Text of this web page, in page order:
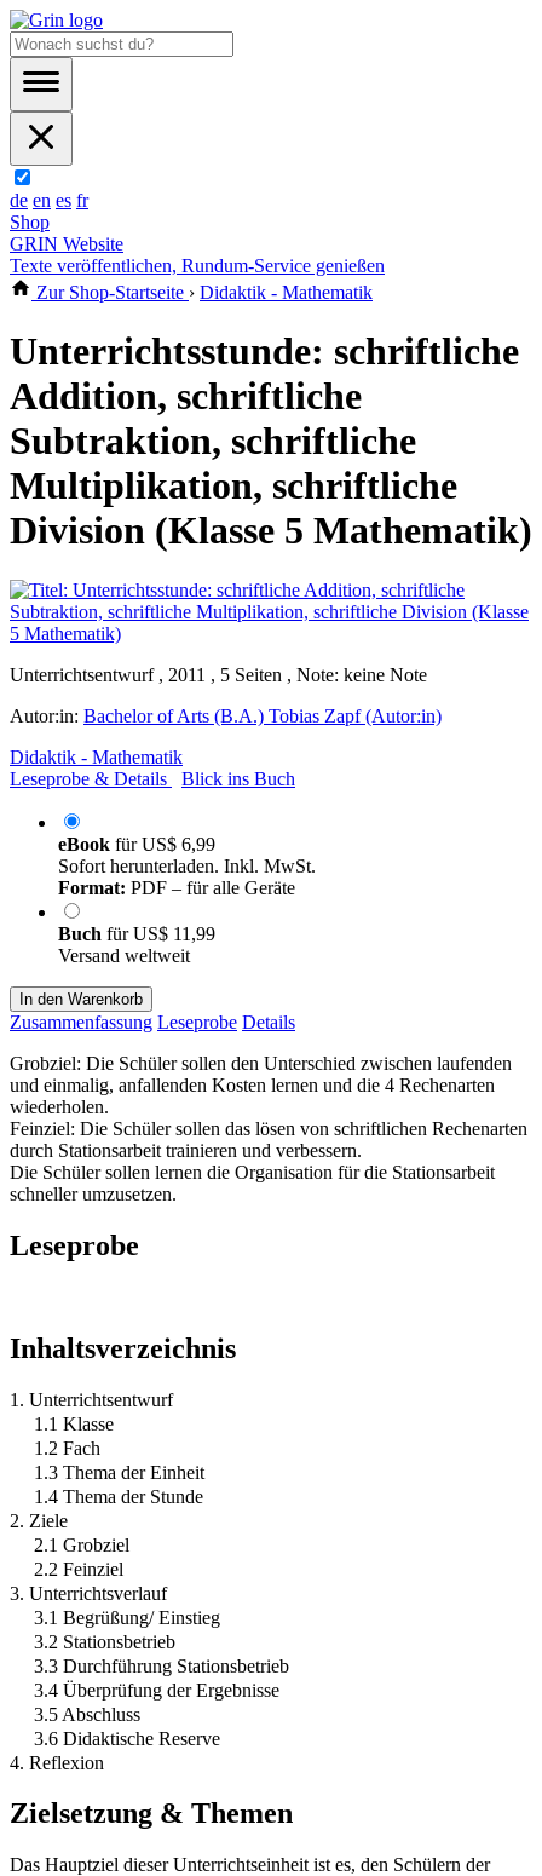
de en es fr
Shop
GRIN Website
Texte veröffentlichen, Rundum-Service genießen
Zur Shop-Startseite › Didaktik - Mathematik
Unterrichtsstunde: schriftliche
Addition, schriftliche
Subtraktion, schriftliche
Multiplikation, schriftliche
Division (Klasse 5 Mathematik)
Unterrichtsentwurf , 2011 , 5 Seiten , Note: keine Note
Autor:in: Bachelor of Arts (B.A.) Tobias Zapf (Autor:in)
Didaktik - Mathematik
Leseprobe & Details
Blick ins Buch
eBook fürUS$ 6,99
Sofort herunterladen. Inkl. MwSt.
Format: PDF – für alle Geräte
Buch fürUS$ 11,99
Versand weltweit
In den Warenkorb
Zusammenfassung Leseprobe Details
Grobziel: Die Schüler sollen den Unterschied zwischen laufenden
und einmalig, anfallenden Kosten lernen und die 4 Rechenarten
wiederholen.
Feinziel: Die Schüler sollen das lösen von schriftlichen Rechenarten
durch Stationsarbeit trainieren und verbessern.
Die Schüler sollen lernen die Organisation für die Stationsarbeit
schneller umzusetzen.
Leseprobe
Inhaltsverzeichnis
1. Unterrichtsentwurf
1.1 Klasse
1.2 Fach
1.3 Thema der Einheit
1.4 Thema der Stunde
2. Ziele
2.1 Grobziel
2.2 Feinziel
3. Unterrichtsverlauf
3.1 Begrüßung/ Einstieg
3.2 Stationsbetrieb
3.3 Durchführung Stationsbetrieb
3.4 Überprüfung der Ergebnisse
3.5 Abschluss
3.6 Didaktische Reserve
4. Reflexion
Zielsetzung & Themen
Das Hauptziel dieser Unterrichtseinheit ist es, den Schülern der